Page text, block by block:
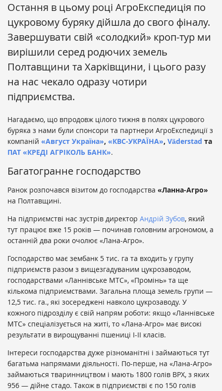
Остання в цьому році АгроЕкспедиція по
цукровому буряку дійшла до свого фіналу.
Завершувати свій «солодкий» кроп-тур ми
вирішили серед родючих земель
Полтавщини та Харківщини, і цього разу
на нас чекало одразу чотири
підприємства.
Нагадаємо, що впродовж цілого тижня в полях цукрового
буряка з нами були спонсори та партнери АгроЕкспедиції з
компаній «Август Україна», «КВС-УКРАЇНА», Väderstad та
ПАТ «КРЕДІ АГРІКОЛЬ БАНК».
Багатогранне господарство
Ранок розпочався візитом до господарства «Ланна-Агро»
на Полтавщині.
На підприємстві нас зустрів директор Андрій Зубов, який
тут працює вже 15 років — починав головним агрономом, а
останній два роки очолює «Лана-Агро».
Господарство має зембанк 5 тис. га та входить у групу
підприємств разом з вищезгадуваним цукрозаводом,
господарствами «Ланнівське МТС», «Промінь» та ще
кількома підприємствами. Загальна площа земель групи —
12,5 тис. га., які зосереджені навколо цукрозаводу. У
кожного підрозділу є свій напрям роботи: якщо «Ланнівське
МТС» спеціалізується на житі, то «Лана-Агро» має високі
результати в вирощуванні пшениці І-ІІ класів.
Інтереси господарства дуже різноманітні і займаються тут
багатьма напрямами діяльності. По-перше, на «Лана-Агро»
займаються тваринництвом і мають 1800 голів ВРХ, з яких
956 — дійне стадо. Також в підприємстві є по 150 голів